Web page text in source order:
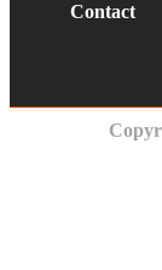
Contact